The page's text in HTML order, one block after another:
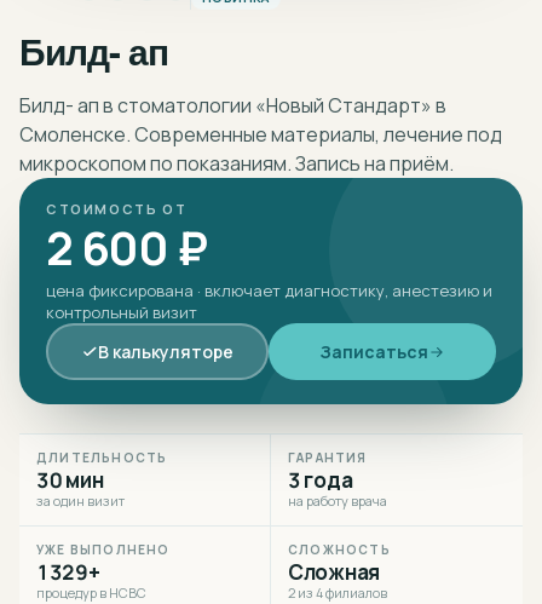
Билд- ап
Билд- ап в стоматологии «Новый Стандарт» в
Смоленске. Современные материалы, лечение под
микроскопом по показаниям. Запись на приём.
СТОИМОСТЬ ОТ
2 600 ₽
цена фиксирована · включает диагностику, анестезию и
контрольный визит
В калькуляторе Записаться
ДЛИТЕЛЬНОСТЬ
30 мин
за один визит
ГАРАНТИЯ
3 года
на работу врача
УЖЕ ВЫПОЛНЕНО
1329+
процедур в НСВС
СЛОЖНОСТЬ
Сложная
2 из 4 филиалов